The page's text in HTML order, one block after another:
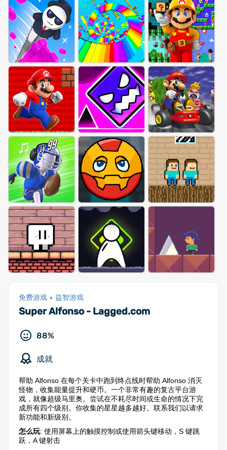
免费游戏 › 益智游戏
Super Alfonso - Lagged.com
88%
成就
帮助 Alfonso 在每个关卡中跑到终点线时帮助 Alfonso 消灭
怪物，收集能量提升和硬币。一个非常有趣的复古平台游
戏，就像超级马里奥。尝试在不耗尽时间或生命的情况下完
成所有四个级别。你收集的星星越多越好。联系我们以请求
新功能和新级别。
怎么玩: 使用屏幕上的触摸控制或使用箭头键移动，S 键跳
跃，A 键射击